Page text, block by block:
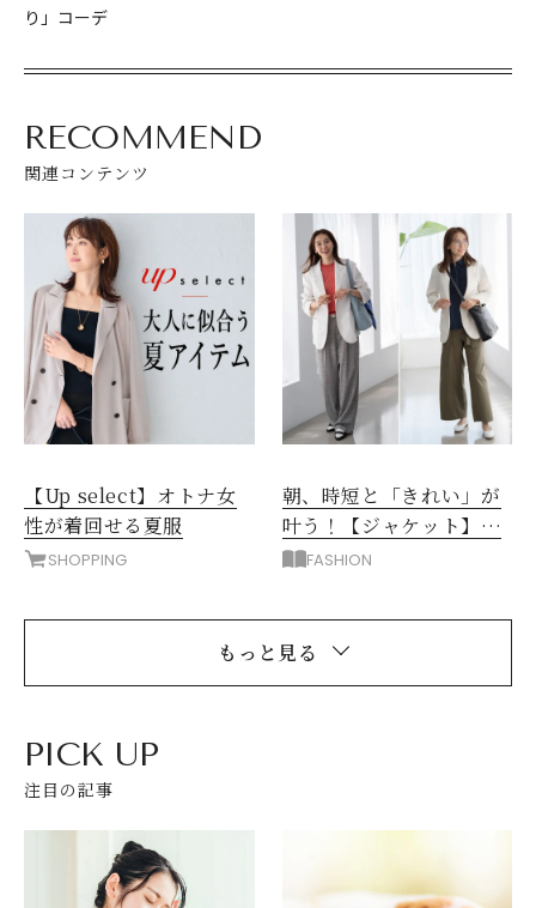
り」コーデ
RECOMMEND
関連コンテンツ
【Up select】オトナ女
性が着回せる夏服
SHOPPING
朝、時短と「きれい」が
叶う！【ジャケット】で
洗練＆カジュアル通勤コ
FASHION
もっと見る
PICK UP
注目の記事